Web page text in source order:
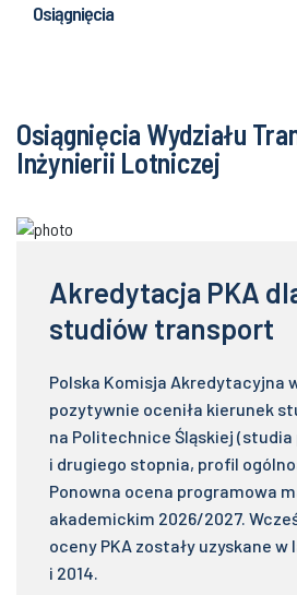
Osiągnięcia
Osiągnięcia Wydziału
Inżynierii Lotniczej
Akredytacja PKA
studiów transport
Polska Komisja Akredytacyjna
pozytywnie oceniła kierunek
na Politechnice Śląskiej (studia
i drugiego stopnia, profil
Ponowna ocena programowa
akademickim 2026/2027.
oceny PKA zostały uzyskane
i 2014.